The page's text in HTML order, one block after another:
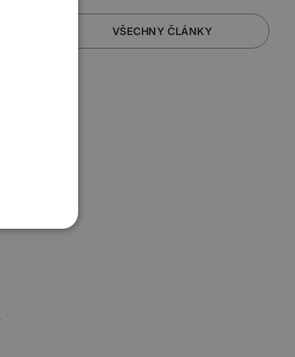
VŠECHNY ČLÁNKY